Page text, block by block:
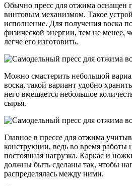
Обычно пресс для отжима оснащен
винтовым механизмом. Такое
исполнение. Для получения воска
физической энергии, тем не менее,
легче его изготовить.
Можно смастерить небольшой
воска, такой вариант удобно
него вмещается небольшое
сырья.
Главное в прессе для отжима
конструкции, ведь во время работы
постоянная нагрузка. Каркас и
должны быть сделаны так, чтобы
распределялась между ними.